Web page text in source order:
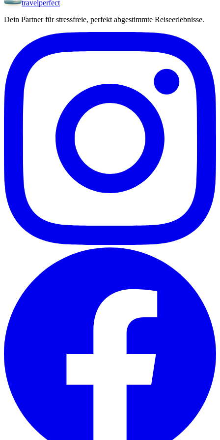
travelperfect
Dein Partner für stressfreie, perfekt abgestimmte Reiseerlebnisse.